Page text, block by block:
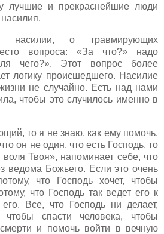
лучшие и прекраснейшие люди
насилии, о травмирующих
вопроса: «За что?» надо
чего?». Этот вопрос более
логику происшедшего. Насилие
не случайно. Есть над нами
чтобы это случилось именно в
то я не знаю, как ему помочь.
он не один, что есть Господь, то
Твоя», напоминает себе, что
ведома Божьего. Если это очень
что Господь хочет, чтобы
что Господь так ведет его к
его. Все, что Господь ни делает,
спасти человека, чтобы
и помочь войти в вечную